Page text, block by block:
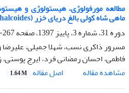
مطالعه مورفولوژی، هیستولوژی و
ماهی شاه کولی بالغ دریای خزر (Alburnus chalcoides)
دوره 31، شماره 3، پاییز 1397، صفحه
267-280
مسرور ذاکری نسب، شهلا جمیلی،
فاطمی، احسان رمضانی فرد، ایرج
مشاهده مقاله
اصل مقاله 1.64 M